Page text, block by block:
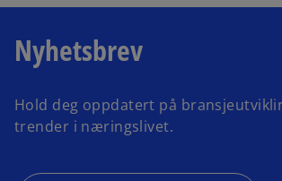
Nyhetsbrev
Hold deg oppdatert på
trender i næringslivet.